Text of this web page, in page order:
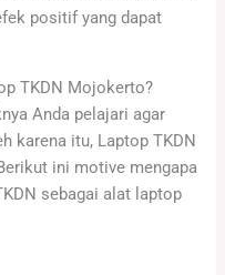
positif yang dapat
TKDN Mojokerto?
Anda pelajari agar
karena itu, Laptop TKDN
ini motive mengapa
sebagai alat laptop